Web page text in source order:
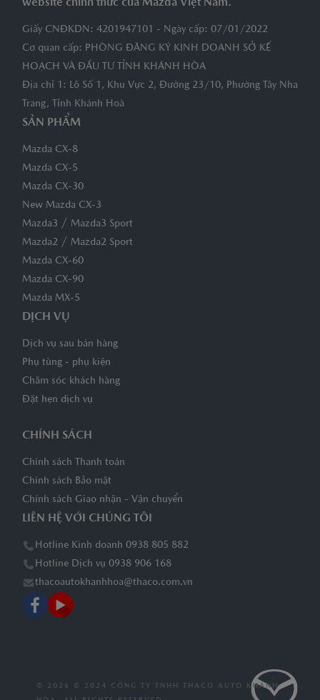
website chính thức của Mazda Việt Nam.
Giấy CNĐKDN: 4201947101 - Ngày cấp: 07/01/2022
Cơ quan cấp: PHÒNG ĐĂNG KÝ KINH DOANH SỞ KẾ
HOẠCH VÀ ĐẦU TƯ TỈNH KHÁNH HÒA
Địa chỉ 1: Lô Số 1, Khu Vực 2, Đường 23/10, Phường Tây Nha
Trang, Tỉnh Khánh Hoà
SẢN PHẨM
Mazda CX-8
Mazda CX-5
Mazda CX-30
New Mazda CX-3
Mazda3 / Mazda3 Sport
Mazda2 / Mazda2 Sport
Mazda CX-60
Mazda CX-90
Mazda MX-5
DỊCH VỤ
Dịch vụ sau bán hàng
Phụ tùng - phụ kiện
Chăm sóc khách hàng
Đặt hẹn dịch vụ
CHÍNH SÁCH
Chính sách Thanh toán
Chính sách Bảo mật
Chính sách Giao nhận - Vận chuyển
LIÊN HỆ VỚI CHÚNG TÔI
Hotline Kinh doanh 0938 805 882
Hotline Dịch vụ 0938 906 168
thacoautokhanhhoa@thaco.com.vn
© 2026 © 2024 CÔNG TY TNHH THACO AUTO KHÁNH